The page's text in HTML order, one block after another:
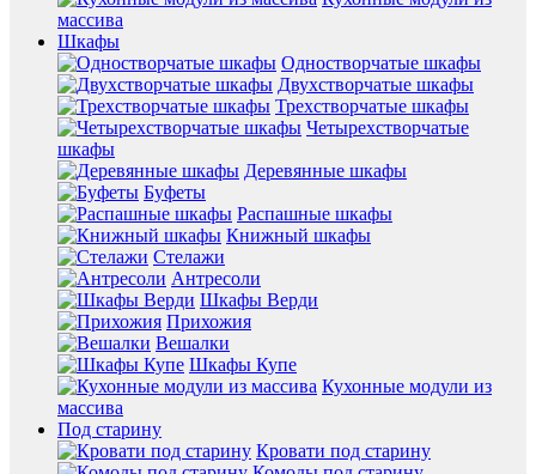
массива
Шкафы
Одностворчатые шкафы
Двухстворчатые шкафы
Трехстворчатые шкафы
Четырехстворчатые
шкафы
Деревянные шкафы
Буфеты
Распашные шкафы
Книжный шкафы
Стелажи
Антресоли
Шкафы Верди
Прихожия
Вешалки
Шкафы Купе
Кухонные модули из
массива
Под старину
Кровати под старину